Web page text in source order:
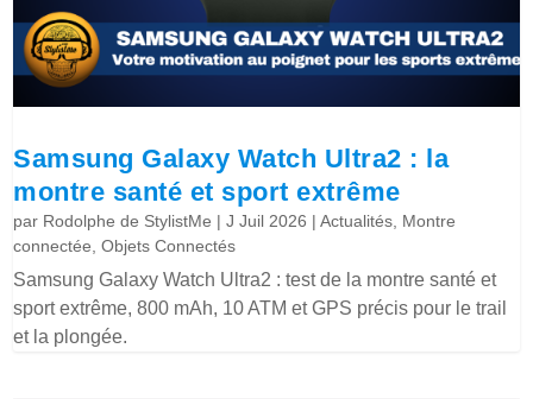
Samsung Galaxy Watch Ultra2 : la
montre santé et sport extrême
par Rodolphe de StylistMe |J Juil 2026 |Actualités Montre
connectée ,Objets Connectés
Samsung Galaxy Watch Ultra2 : test de la montre santé et
sport extrême, 800 mAh, 10 ATM et GPS précis pour le trail
et la plongée.